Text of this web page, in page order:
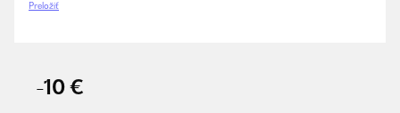
Preložiť
-10 €